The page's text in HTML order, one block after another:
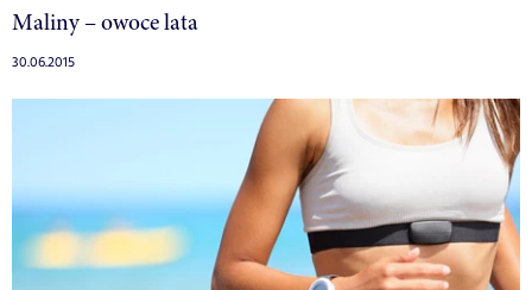
Maliny – owoce lata
30.06.2015